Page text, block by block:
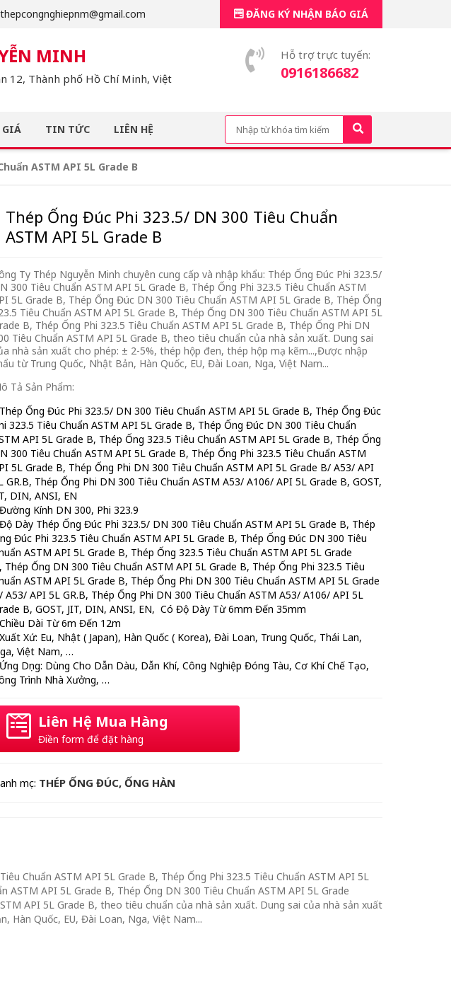
ĐĂNG KÝ NHẬN BÁO GIÁ
MINH
12, Thành phố Hồ Chí Minh, Việt
Hỗ trợ trực tuyến:
0916186682
GIÁ TIN TỨC LIÊN HỆ
ASTM API 5L Grade B
Thép Ống Đúc Phi 323.5/ DN 300 Tiêu Chuẩn
ASTM API 5L Grade B
Ty Thép Nguyễn Minh chuyên cung cấp và nhập khẩu: Thép Ống Đúc Phi 323.5/
300 Tiêu Chuẩn ASTM API 5L Grade B, Thép Ống Phi 323.5 Tiêu Chuẩn ASTM
5L Grade B, Thép Ống Đúc DN 300 Tiêu Chuẩn ASTM API 5L Grade B, Thép Ống
Tiêu Chuẩn ASTM API 5L Grade B, Thép Ống DN 300 Tiêu Chuẩn ASTM API 5L
B, Thép Ống Phi 323.5 Tiêu Chuẩn ASTM API 5L Grade B, Thép Ống Phi DN
Tiêu Chuẩn ASTM API 5L Grade B, theo tiêu chuẩn của nhà sản xuất. Dung sai
nhà sản xuất cho phép: ± 2-5%, thép hộp đen, thép hộp mạ kẽm...,Được nhập
từ Trung Quốc, Nhật Bản, Hàn Quốc, EU, Đài Loan, Nga, Việt Nam...
Tả Sản Phẩm:
Thép Ống Đúc Phi 323.5/ DN 300 Tiêu Chuẩn ASTM API 5L Grade B, Thép Ống Đúc
323.5 Tiêu Chuẩn ASTM API 5L Grade B, Thép Ống Đúc DN 300 Tiêu Chuẩn
API 5L Grade B, Thép Ống 323.5 Tiêu Chuẩn ASTM API 5L Grade B, Thép Ống
300 Tiêu Chuẩn ASTM API 5L Grade B, Thép Ống Phi 323.5 Tiêu Chuẩn ASTM
5L Grade B, Thép Ống Phi DN 300 Tiêu Chuẩn ASTM API 5L Grade B/ A53/ API
GR.B, Thép Ống Phi DN 300 Tiêu Chuẩn ASTM A53/ A106/ API 5L Grade B, GOST,
DIN, ANSI, EN
Đường Kính DN 300, Phi 323.9
Độ Dày Thép Ống Đúc Phi 323.5/ DN 300 Tiêu Chuẩn ASTM API 5L Grade B, Thép
Đúc Phi 323.5 Tiêu Chuẩn ASTM API 5L Grade B, Thép Ống Đúc DN 300 Tiêu
ASTM API 5L Grade B, Thép Ống 323.5 Tiêu Chuẩn ASTM API 5L Grade
Thép Ống DN 300 Tiêu Chuẩn ASTM API 5L Grade B, Thép Ống Phi 323.5 Tiêu
ASTM API 5L Grade B, Thép Ống Phi DN 300 Tiêu Chuẩn ASTM API 5L Grade
A53/ API 5L GR.B, Thép Ống Phi DN 300 Tiêu Chuẩn ASTM A53/ A106/ API 5L
B, GOST, JIT, DIN, ANSI, EN, Có Độ Dày Từ 6mm Đến 35mm
Chiều Dài Từ 6m Đến 12m
Xuất Xứ: Eu, Nhật ( Japan), Hàn Quốc ( Korea), Đài Loan, Trung Quốc, Thái Lan,
Việt Nam, …
Ứng Dụng: Dùng Cho Dẫn Dàu, Dẫn Khí, Công Nghiệp Đóng Tàu, Cơ Khí Chế Tạo,
Trình Nhà Xưởng, …
Liên Hệ Mua Hàng
Điền form để đặt hàng
mục: THÉP ỐNG ĐÚC, ỐNG HÀN
Chuẩn ASTM API 5L Grade B, Thép Ống Phi 323.5 Tiêu Chuẩn ASTM API 5L
API 5L Grade B, Thép Ống DN 300 Tiêu Chuẩn ASTM API 5L Grade
API 5L Grade B, theo tiêu chuẩn của nhà sản xuất. Dung sai của nhà sản xuất
Hàn Quốc, EU, Đài Loan, Nga, Việt Nam...